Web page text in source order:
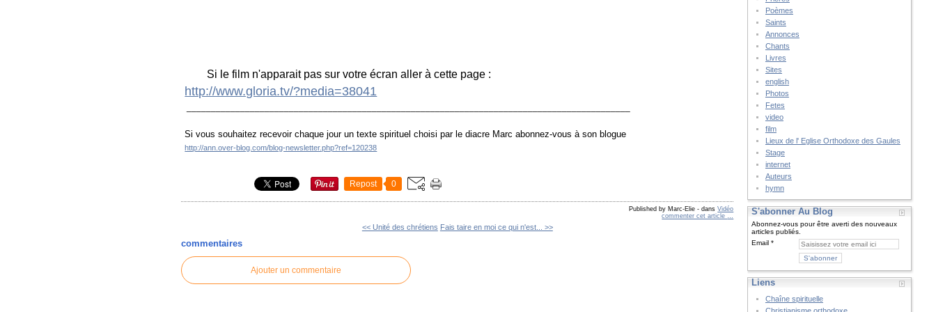
Si le film n'apparait pas sur votre écran aller à cette page :
http://www.gloria.tv/?media=38041
Si vous souhaitez recevoir chaque jour un texte spirituel choisi par le diacre Marc abonnez-vous à son blogue
http://ann.over-blog.com/blog-newsletter.php?ref=120238
Repost 0
Published by Marc-Elie - dansVidéo
commenter cet article
<< Unité des chrétiens Fais taire en moi ce qui n'est... >>
commentaires
Ajouter un commentaire
Poèmes
Saints
Annonces
Chants
Livres
Sites
english
Photos
Fetes
video
film
Lieux de l' Eglise Orthodoxe des Gaules
Stage
internet
Auteurs
hymn
S'abonner Au Blog
Abonnez-vous pour être averti des nouveaux
articles publiés.
Email
Liens
Chaîne spirituelle